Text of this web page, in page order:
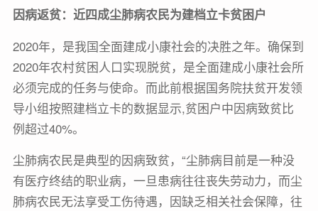
因病返贫：近四成尘肺病农民为建档立卡贫困户
2020年，是我国全面建成小康社会的决胜之年。确保到
2020年农村贫困人口实现脱贫，是全面建成小康社会所
必须完成的任务与使命。而此前根据国务院扶贫开发领
导小组按照建档立卡的数据显示,贫困户中因病致贫比
例超过40%。
尘肺病农民是典型的因病致贫，“尘肺病目前是一种没
有医疗终结的职业病，一旦患病往往丧失劳动力，而尘
肺病农民无法享受工伤待遇，因缺乏相关社会保障，往